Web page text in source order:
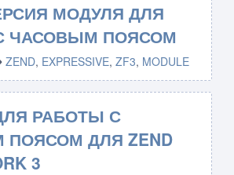
МОДУЛЯ ДЛЯ
ЧАСОВЫМ ПОЯСОМ
ZEND, EXPRESSIVE, ZF3, MODULE
РАБОТЫ С
ДЛЯ ZEND
3